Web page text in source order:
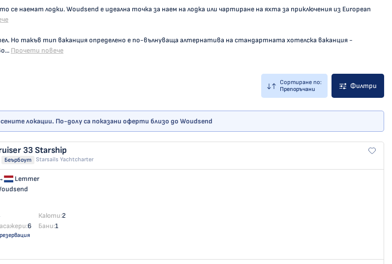
наемат лодки. Woudsend е идеална точка за наем на лодка или чартиране на яхта за приключения из European
Но такъв тип ваканция определено е по-вълнуваща алтернатива на стандартната хотелска ваканция -
Прочети повече
Сортиране по:
Препоръчани
Филтри
локации. По-долу са показани оферти близо до Woudsend
33Starship
Беърбоут Starsails Yachtcharter
Lemmer
Каюти:2
6 Бани:1